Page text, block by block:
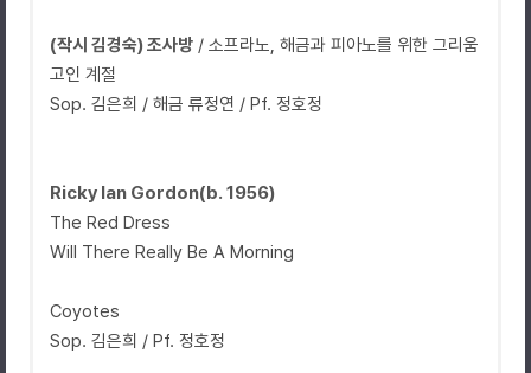
(작시 김경숙) 조사방 / 소프라노, 해금과 피아노를 위한 그리움
고인 계절
Sop. 김은희 / 해금 류정연 / Pf. 정호정
Ricky Ian Gordon(b. 1956)
The Red Dress
Will There Really Be A Morning
Coyotes
Sop. 김은희 / Pf. 정호정